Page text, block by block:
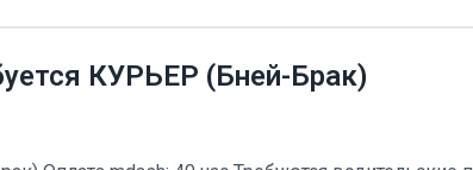
КУРЬЕР (Бней-Брак)